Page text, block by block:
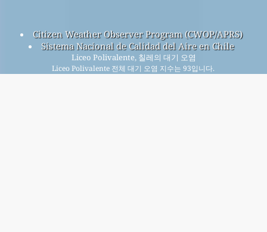
Citizen Weather Observer Program (CWOP/APRS)
Sistema Nacional de Calidad del Aire en Chile
Liceo Polivalente, 칠레의 대기 오염
Liceo Polivalente 전체 대기 오염 지수는 93입니다.